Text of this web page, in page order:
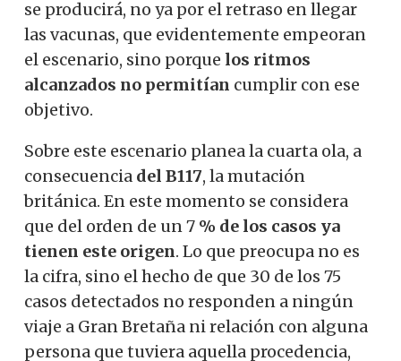
se producirá, no ya por el retraso en llegar
las vacunas, que evidentemente empeoran
el escenario, sino porque los ritmos
alcanzados no permitían cumplir con ese
objetivo.
Sobre este escenario planea la cuarta ola, a
consecuencia del B117, la mutación
británica. En este momento se considera
que del orden de un 7 % de los casos ya
tienen este origen. Lo que preocupa no es
la cifra, sino el hecho de que 30 de los 75
casos detectados no responden a ningún
viaje a Gran Bretaña ni relación con alguna
persona que tuviera aquella procedencia,